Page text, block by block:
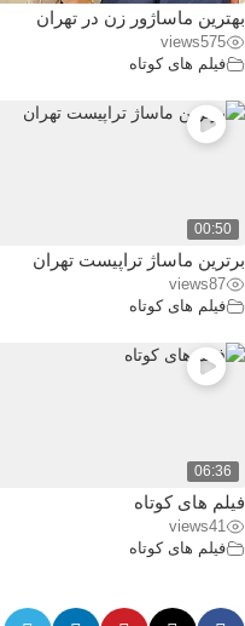
بهترین ماساژور زن در تهران
575
views
فیلم های کوتاه
00:50
برترین ماساژ تراپیست تهران
87
views
فیلم های کوتاه
06:36
فیلم های کوتاه
41
views
فیلم های کوتاه